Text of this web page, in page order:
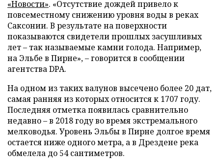
«Новости». «Отсутствие дождей привело к
повсеместному снижению уровня воды в реках
Саксонии. В результате на поверхности
показываются свидетели прошлых засушливых
лет – так называемые камни голода. Например,
на Эльбе в Пирне», – говорится в сообщении
агентства DPA.
На одном из таких валунов высечено более 20 дат,
самая ранняя из которых относится к 1707 году.
Последняя отметка появилась сравнительно
недавно – в 2018 году во время экстремального
мелководья. Уровень Эльбы в Пирне долгое время
остается ниже одного метра, а в Дрездене река
обмелела до 54 сантиметров.